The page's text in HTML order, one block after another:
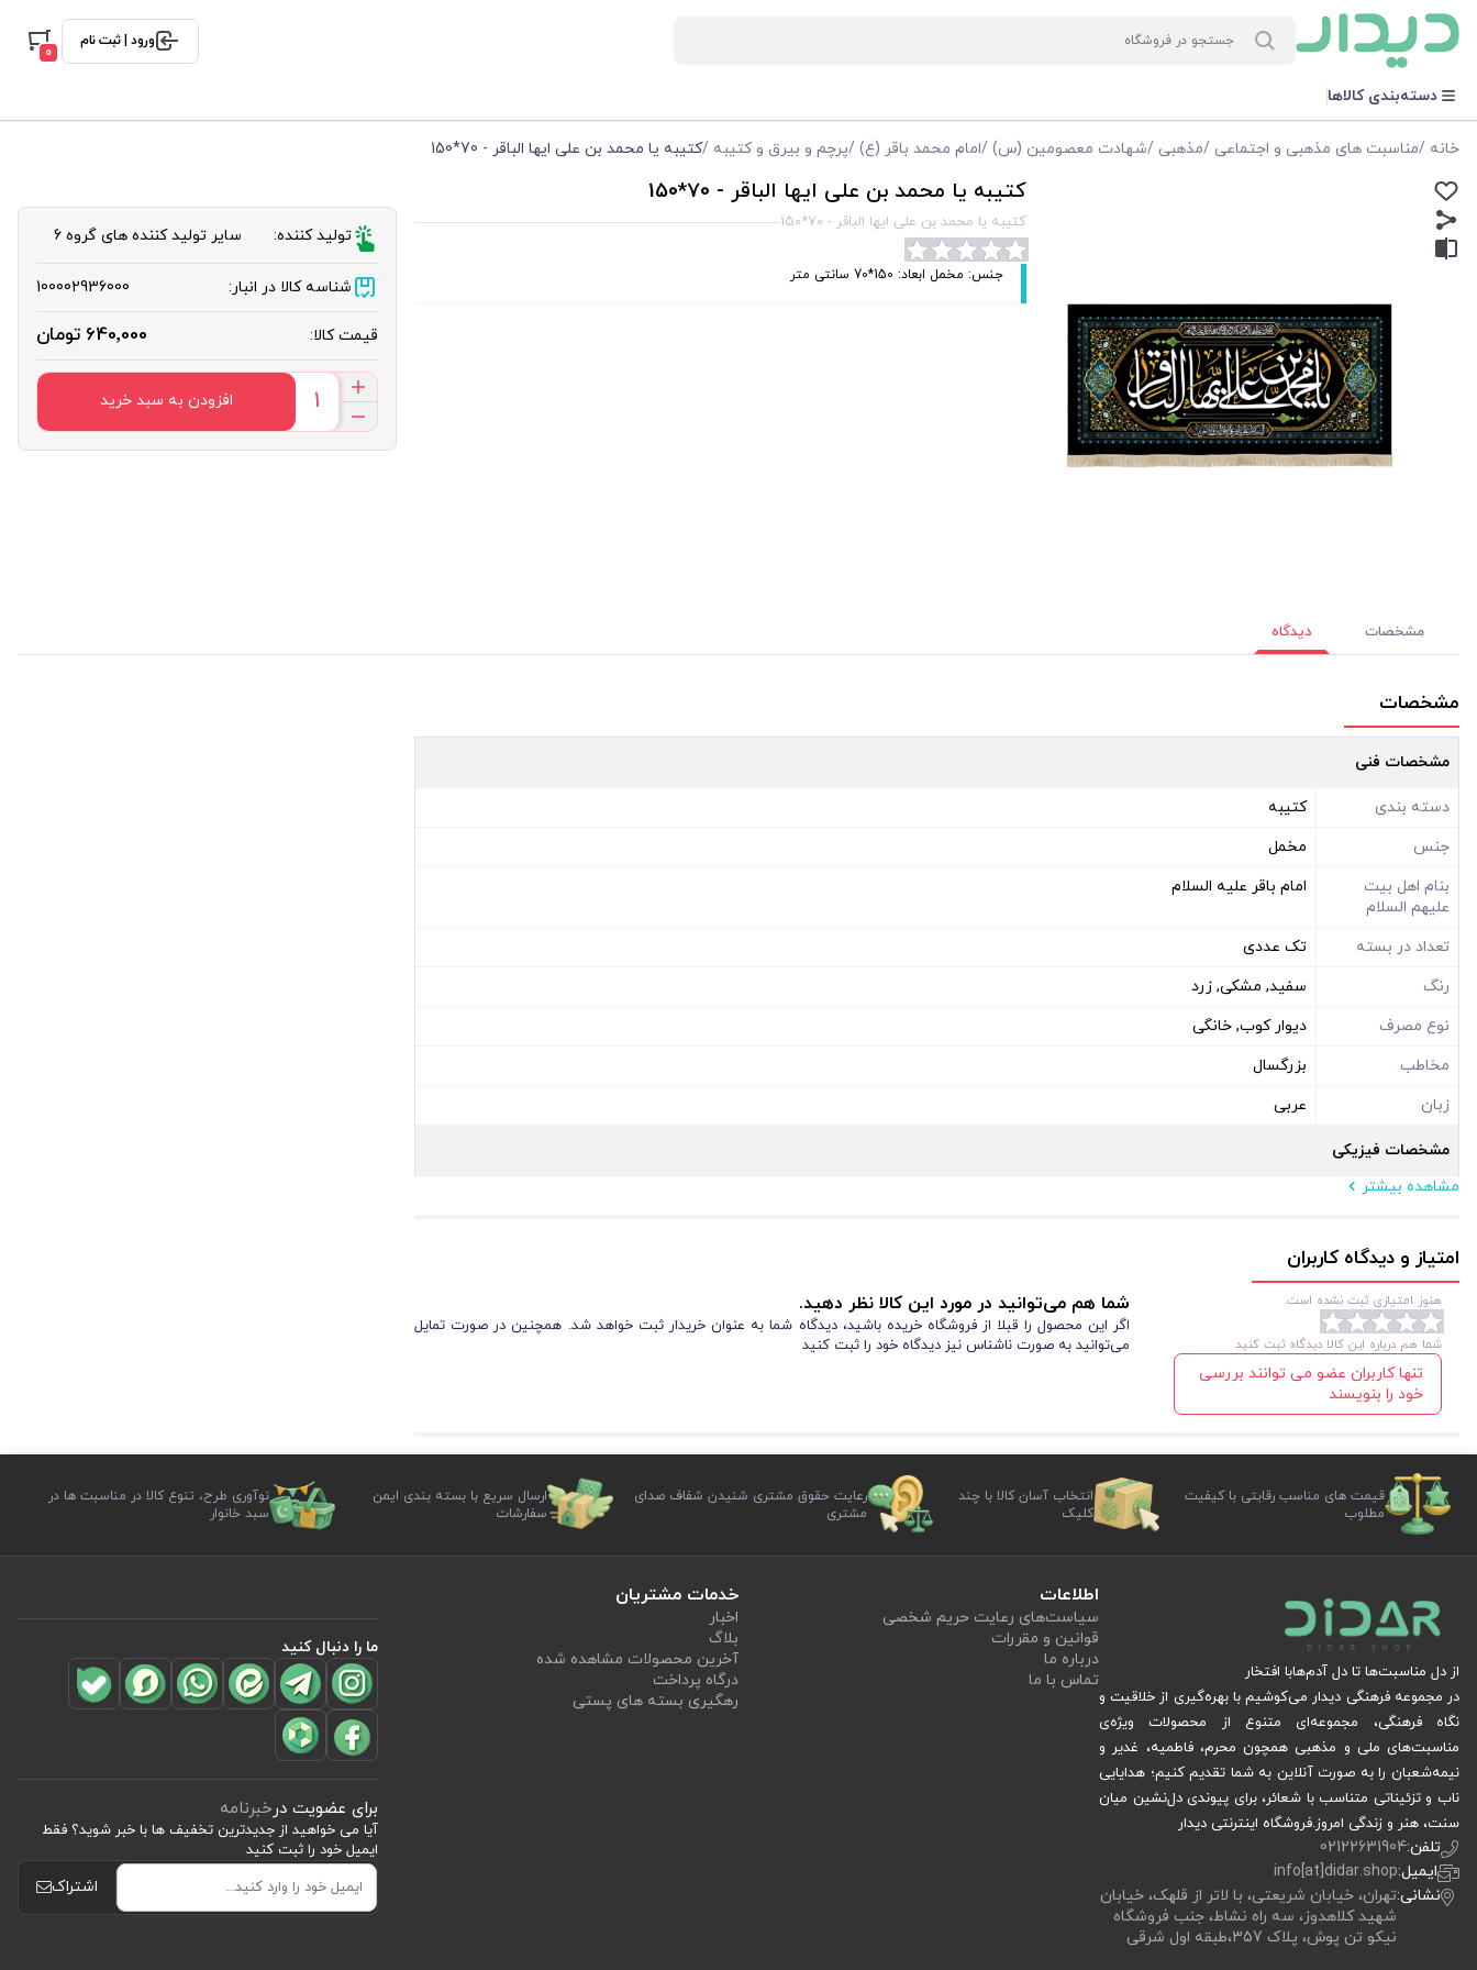
ورود | ثبت نام
0
دسته‌بندی کالاها
خانه /مناسبت های مذهبی و اجتماعی /مذهبی /شهادت معصومین (س) /امام محمد باقر (ع) /پرچم و بیرق و کتیبه /کتیبه یا محمد بن علی ایها الباقر - 70*150
کتیبه یا محمد بن علی ایها الباقر - 70*150
کتیبه یا محمد بن علی ایها الباقر - 70*150
جنس: مخمل ابعاد: 150*70 سانتی متر
تولید کننده: سایر تولید کننده های گروه 6
شناسه کالا در انبار: 100002936000
قیمت کالا: 640٬000 تومان
افزودن به سبد خرید
مشخصات دیدگاه
مشخصات
مشخصات فنی
دسته بندی
کتیبه
جنس
مخمل
بنام اهل بیت
علیهم السلام
امام باقر علیه السلام
تعداد در بسته
تک عددی
رنگ
سفید, مشکی, زرد
نوع مصرف
دیوار کوب, خانگی
مخاطب
بزرگسال
زبان
عربی
مشخصات فیزیکی
ابعاد ( سانتی متر )
شکل
مستطیل افقی
مشاهده بیشتر
امتیاز و دیدگاه کاربران
هنوز امتیازی ثبت نشده است.
شما هم درباره این کالا دیدگاه ثبت کنید
تنها کاربران عضو می توانند بررسی
خود را بنویسند
شما هم می‌توانید در مورد این کالا نظر دهید.
اگر این محصول را قبلا از فروشگاه خریده باشید، دیدگاه شما به عنوان خریدار ثبت خواهد شد. همچنین در صورت تمایل
می‌توانید به صورت ناشناس نیز دیدگاه خود را ثبت کنید
قیمت های مناسب رقابتی با کیفیت
مطلوب
انتخاب آسان کالا با چند
کلیک
رعایت حقوق مشتری شنیدن شفاف صدای
مشتری
ارسال سریع با بسته بندی ایمن
سفارشات
نوآوری طرح، تنوع کالا در مناسبت ها در
سبد خانوار
از دل مناسبت‌ها تا دل آدم‌هابا افتخار
در مجموعه فرهنگی دیدار می‌کوشیم با بهره‌گیری از خلاقیت و
نگاه فرهنگی، مجموعه‌ای متنوع از محصولات ویژه‌ی
مناسبت‌های ملی و مذهبی همچون محرم، فاطمیه، غدیر و
نیمه‌شعبان را به صورت آنلاین به شما تقدیم کنیم؛ هدایایی
ناب و تزئیناتی متناسب با شعائر، برای پیوندی دل‌نشین میان
سنت، هنر و زندگی امروز.فروشگاه اینترنتی دیدار
تلفن:02122631904
ایمیل:info[at]didar.shop
نشانی:تهران، خیابان شریعتی، با لاتر از قلهک، خیابان
شهید کلاهدوز، سه راه نشاط، جنب فروشگاه
نیکو تن پوش، پلاک 357،طبقه اول شرقی
اطلاعات
سیاست‏‌های رعایت حریم شخصی
قوانین و مقررات
درباره ما
تماس با ما
خدمات مشتریان
اخبار
بلاگ
آخرین محصولات مشاهده شده
درگاه پرداخت
رهگیری بسته های پستی
ما را دنبال کنید
برای عضویت درخبرنامه
آیا می خواهید از جدید‌ترین تخفیف‌ ها با‌ خبر شوید؟ فقط
ایمیل خود را ثبت کنید
اشتراک